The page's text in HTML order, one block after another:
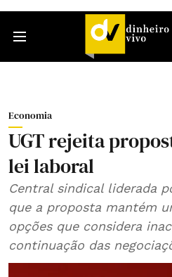
Economia
UGT rejeita
lei laboral
Central sindical liderada
que a proposta mantém
opções que considera
continuação das